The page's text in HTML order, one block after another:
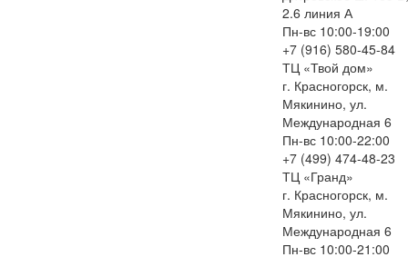
2.6 линия А
Пн-вс 10:00-19:00
+7 (916) 580-45-84
ТЦ «Твой дом»
г. Красногорск, м.
Мякинино, ул.
Международная 6
Пн-вс 10:00-22:00
+7 (499) 474-48-23
ТЦ «Гранд»
г. Красногорск, м.
Мякинино, ул.
Международная 6
Пн-вс 10:00-21:00